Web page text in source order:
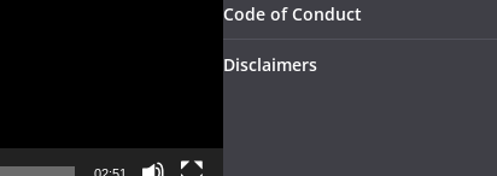
Code of Conduct
Disclaimers